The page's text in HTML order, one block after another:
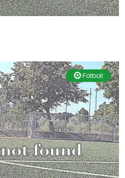
Fotboll